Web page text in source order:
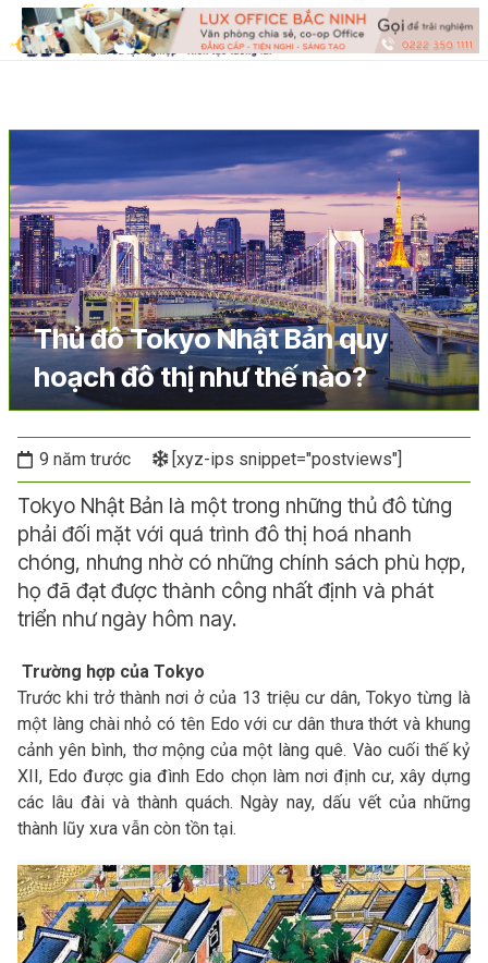
Thủ đô Tokyo Nhật Bản quy
hoạch đô thị như thế nào?
9 năm trước [xyz-ips snippet="postviews"]
Tokyo Nhật Bản là một trong những thủ đô từng
phải đối mặt với quá trình đô thị hoá nhanh
chóng, nhưng nhờ có những chính sách phù hợp,
họ đã đạt được thành công nhất định và phát
triển như ngày hôm nay.
Trường hợp của Tokyo
Trước khi trở thành nơi ở của 13 triệu cư dân, Tokyo từng là
một làng chài nhỏ có tên Edo với cư dân thưa thớt và khung
cảnh yên bình, thơ mộng của một làng quê. Vào cuối thế kỷ
XII, Edo được gia đình Edo chọn làm nơi định cư, xây dựng
các lâu đài và thành quách. Ngày nay, dấu vết của những
thành lũy xưa vẫn còn tồn tại.